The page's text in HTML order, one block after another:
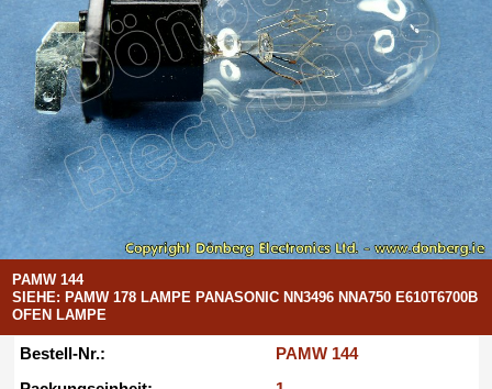
PAMW 144
SIEHE: PAMW 178 LAMPE PANASONIC NN3496 NNA750 E610T6700B
OFEN LAMPE
Bestell-Nr.:
PAMW 144